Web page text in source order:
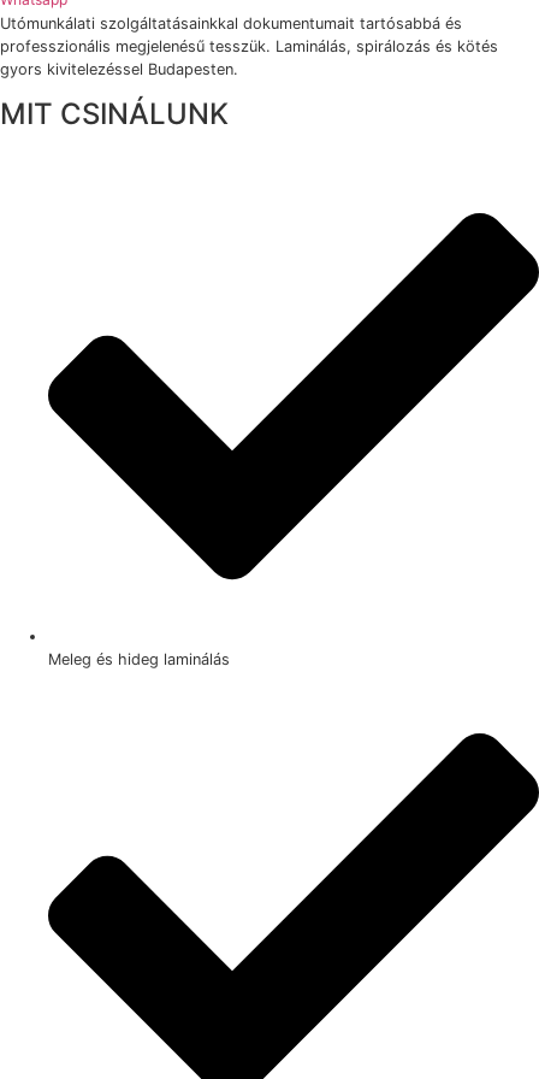
Utómunkálati szolgáltatásainkkal dokumentumait tartósabbá és
professzionális megjelenésű tesszük. Laminálás, spirálozás és kötés
gyors kivitelezéssel Budapesten.
MIT CSINÁLUNK
Meleg és hideg laminálás